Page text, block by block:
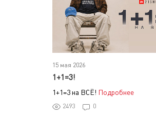
15 мая 2026
1+1=3!
1+1=3 на ВСЁ! Подробнее
2493 0